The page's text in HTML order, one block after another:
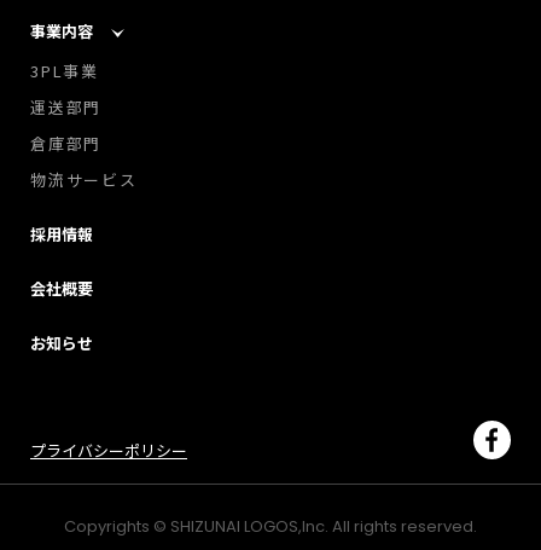
事業内容
3PL事業
運送部門
倉庫部門
物流サービス
採用情報
会社概要
お知らせ
プライバシーポリシー
Copyrights © SHIZUNAI LOGOS,Inc. All rights reserved.